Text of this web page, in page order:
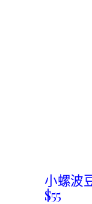
小螺波
$55